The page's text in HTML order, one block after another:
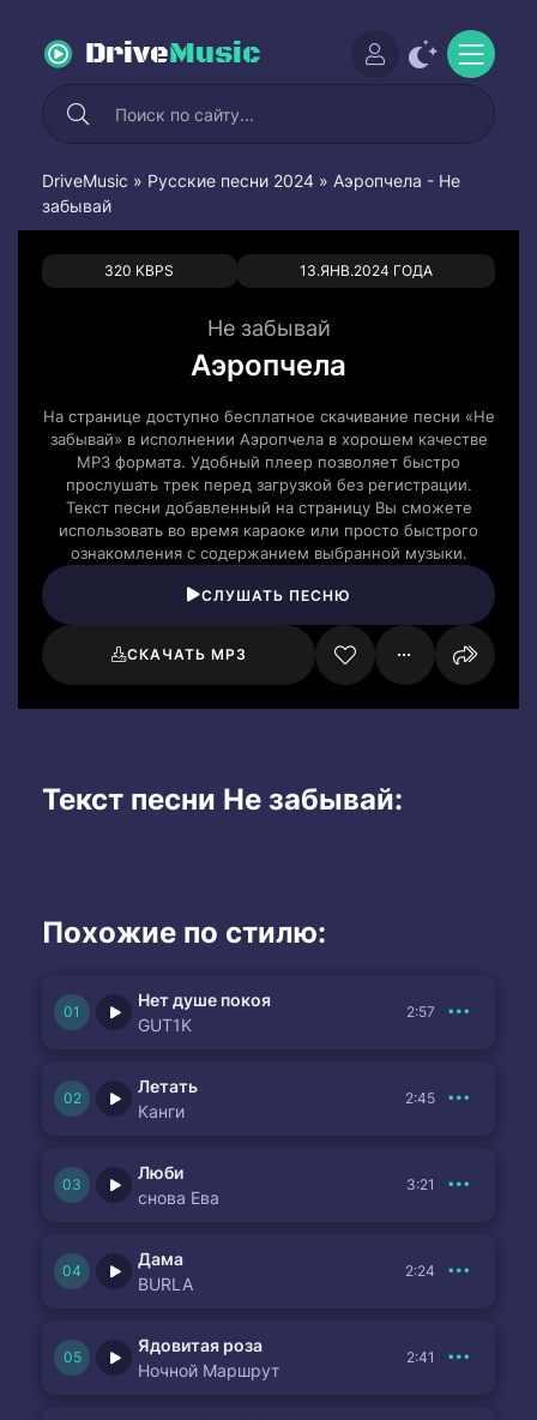
DriveMusic
DriveMusic » Русские песни 2024 » Аэропчела - Не
забывай
320 KBPS 13.ЯНВ.2024 ГОДА
0 0
Не забывай
Аэропчела
На странице доступно бесплатное скачивание песни «Не
забывай» в исполнении Аэропчела в хорошем качестве
MP3 формата. Удобный плеер позволяет быстро
прослушать трек перед загрузкой без регистрации.
Текст песни добавленный на страницу Вы сможете
использовать во время караоке или просто быстрого
ознакомления с содержанием выбранной музыки.
СЛУШАТЬ ПЕСНЮ
СКАЧАТЬ MP3
Текст песни Не забывай:
Похожие по стилю:
Нет душе покоя
GUT1K
2:57
Летать
Канги
2:45
Люби
снова Ева
3:21
Дама
BURLA
2:24
Ядовитая роза
Ночной Маршрут
2:41